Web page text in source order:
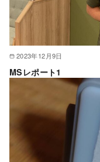
2023年12月9日
MSレポート1